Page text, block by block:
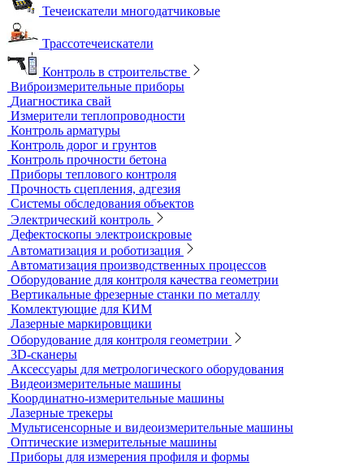
Контроль герметичности
Вакуумные рамки
Вакуумные установки
Портативные гелиевые течеискатели
Течеискатели акустические
Течеискатели корреляционные
Течеискатели многодатчиковые
Трассотечеискатели
Контроль в строительстве
Виброизмерительные приборы
Диагностика свай
Измерители теплопроводности
Контроль арматуры
Контроль дорог и грунтов
Контроль прочности бетона
Приборы теплового контроля
Прочность сцепления, адгезия
Системы обследования объектов
Электрический контроль
Дефектоскопы электроискровые
Автоматизация и роботизация
Автоматизация производственных процессов
Оборудование для контроля качества геометрии